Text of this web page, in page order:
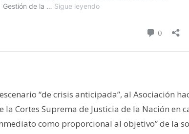
“de crisis anticipada”, al Asociación
Cortes Suprema de Justicia de la Nación en
como proporcional al objetivo” de la